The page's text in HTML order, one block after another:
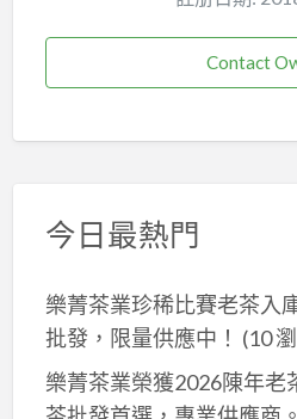
Contact
今日最熱門
樂菁茶業珍稀比賽老茶入
批發，限量供應中！ (10
樂菁茶業榮獲2026陳年老